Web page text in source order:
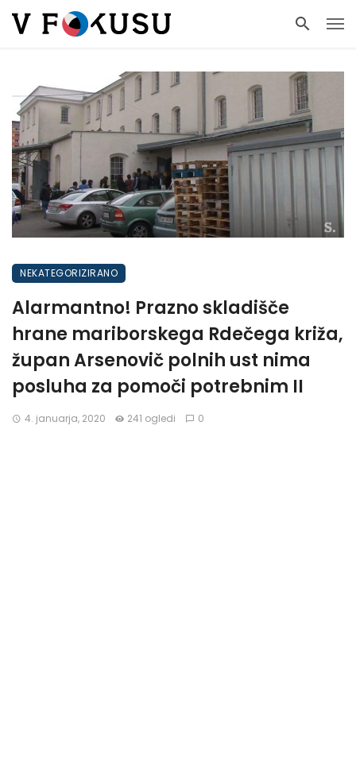
NEKATEGORIZIRANO
Alarmantno! Prazno skladišče
hrane mariborskega Rdečega križa,
župan Arsenovič polnih ust nima
posluha za pomoči potrebnim II
4. januarja, 2020 241 ogledi 0